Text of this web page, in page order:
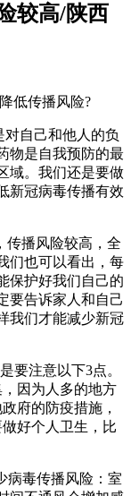
较高/陕西
低传播风险?
对自己和他人的负
物是自我预防的最
域。我们还是要做
新冠病毒传播有效
传播风险较高，全
们也可以看出，每
保护好我们自己的
要告诉家人和自己
我们才能减少新冠
要注意以下3点。
因为人多的地方
府的防疫措施，
好个人卫生，比
病毒传播风险：室